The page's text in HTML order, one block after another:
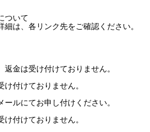
ついて
は、各リンク先をご確認ください。
金は受け付けておりません。
付けておりません。
ルにてお申し付けください。
付けておりません。